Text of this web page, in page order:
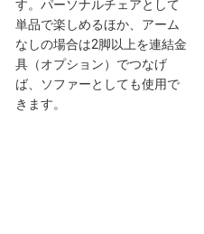
す。パーソナルチェアとして
単品で楽しめるほか、アーム
なしの場合は2脚以上を連結金
具（オプション）でつなげ
ば、ソファーとしても使用で
きます。